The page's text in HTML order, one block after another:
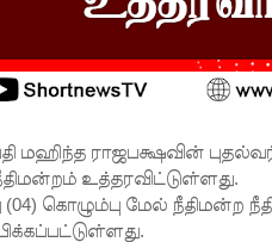
மஹிந்த ராஜபக்ஷவின்
உத்தரவிட்டுள்ளது.
கொழும்பு மேல் நீதிமன்ற